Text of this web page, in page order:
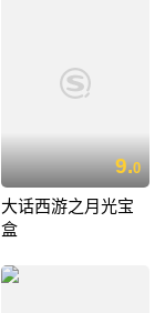
9.0
大话西游之月光宝
盒